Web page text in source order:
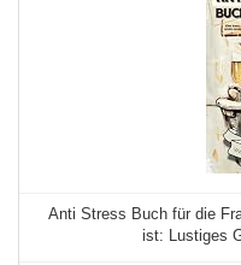
Anti Stress Buch für die
ist: Lustiges